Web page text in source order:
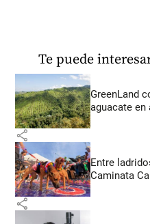
Te puede
GreenLand
aguacate
share
Entre
Caminata
share